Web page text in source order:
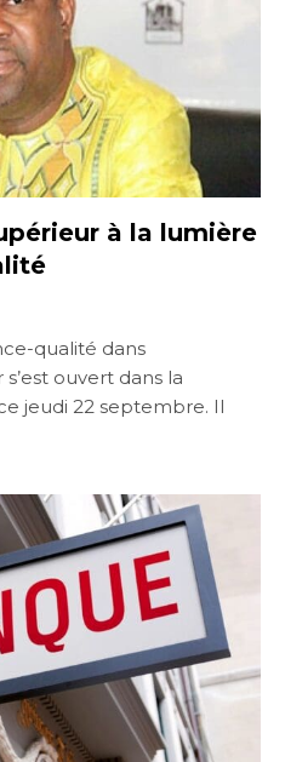
à la lumière
qualité dans
ouvert dans la
jeudi 22 septembre. Il